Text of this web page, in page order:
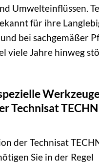
Umwelteinflüssen.
für ihre
bei sachgemäßer
viele Jahre hinweg
Technisat
der Technisat
Sie in der Regel